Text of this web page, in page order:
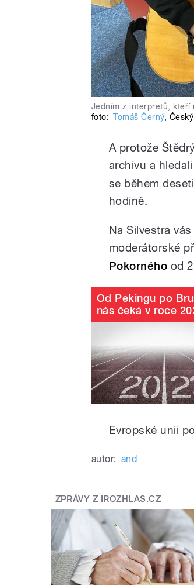
Jedním z interpretů, kteří
foto: Tomáš Černý,
A protože
archivu a
se během
hodině.
Na Silvestra
moderátorské
Pokorného od
Od Pekingu po
nás čeká v roce
Evropské unii
autor: and
ZPRÁVY Z IROZHLAS.CZ